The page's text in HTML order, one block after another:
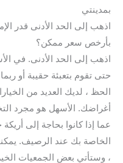
بمدينتي
اذهب إلى الحد الأدنى قدر
بأرخص سعر ممكن؟
اذهب إلى الحد الأدنى. في
حتى تقوم بتعبئة حقيبة أو
الحظ ، لديك العديد من
أغراضك. الأسهل هو مجرد
عما إذا كانوا بحاجة إلى
الخاصة بك عند الرصيف.
، وستأتي بعض الجمعيات